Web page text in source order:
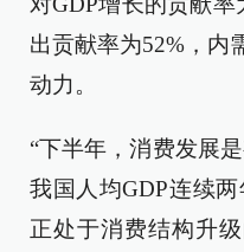
出贡献率为52%，内
动力。
“下半年，消费发展
我国人均GDP连续
正处于消费结构升